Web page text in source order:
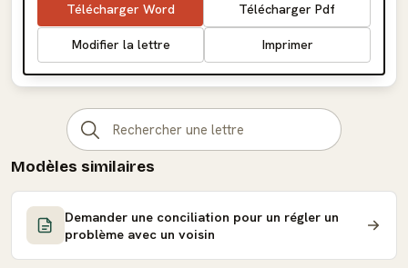
Télécharger Word Télécharger Pdf
Modifier la lettre Imprimer
Modèles similaires
Demander une conciliation pour un régler un
problème avec un voisin